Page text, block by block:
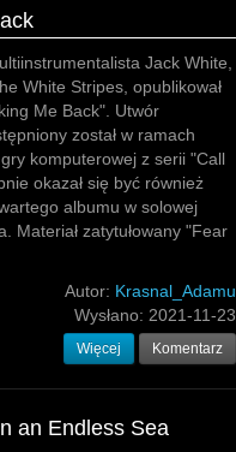
Jack White,
White Stripes, opublikował
Me Back". Utwór
został w ramach
komputerowej z serii "Call
okazał się być również
albumu w solowej
Materiał zatytułowany "Fear
Autor: Krasnal_Adamu
Wysłano: 2021-11-23
Więcej Komentarz
an Endless Sea